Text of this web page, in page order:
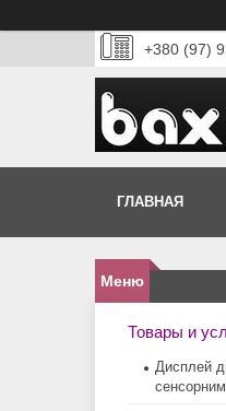
+380 (97)
ГЛАВНАЯ
Товары и
Дисплей